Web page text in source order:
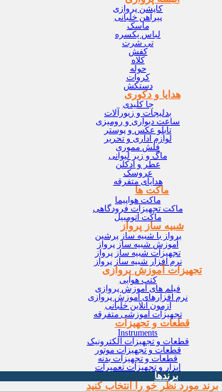
کاپشن پروازی
پیراهن خلبانی
ماسک
لباس یکسره
تی شرت
کفش
کلاه
حوله
کروات
دستکش
هدایا و دکوری
جا کلیدی
بدلیجات و زیورآلات
ساعت دیواری و رومیزی
تابلو عکس و پوستر
لوازم اداری و تحریر
فلش مموری
ماگ و زیر لیوانی
عطر و ادکلن
عروسک
هدایای متفرقه
ماکت ها
ماکت هواپیما
ماکت تجهیزات فرودگاهی
ماکت اتومبیل
شبیه ساز پرواز
پرواز با شبیه ساز پرشین
آموزش شبیه ساز پرواز
تجهیزات شبیه ساز پرواز
نرم افزار شبیه ساز پرواز
تجهیزات آموزش پروازی
کتب هوایی
فیلم های آموزش پروازی
نرم افزارهای آموزش پروازی
آزمون آنلاین خلبانی
تجهیزات آموزشی متفرقه
قطعات و تجهیزات
Instruments
قطعات و تجهیزات الکترونیک
قطعات و تجهیزات موتور
قطعات و تجهیزات بدنه
ابزار و تجهیزات تعمیرات
برندها
برند مورد نظر خو را انتخاب کنید